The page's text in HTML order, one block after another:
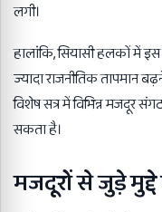
लगी।
हालांकि, सियासी हलकों में
ज्यादा राजनीतिक तापमान
विशेष सत्र में विभिन्न मजदूर
सकता है।
मजदूरों से जुड़े मुद्दे